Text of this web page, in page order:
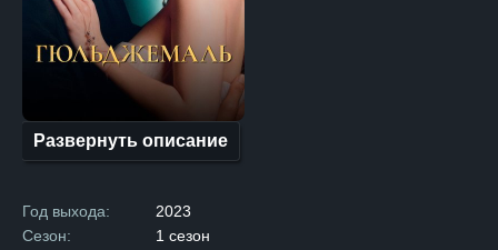
Развернуть описание
Год выхода:
2023
Сезон:
1 сезон